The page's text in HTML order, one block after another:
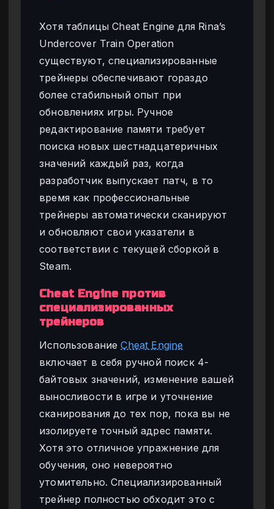
Хотя таблицы Cheat Engine для Rina’s
Undercover Train Operation
существуют, специализированные
трейнеры обеспечивают гораздо
более стабильный опыт при
обновлениях игры. Ручное
редактирование памяти требует
поиска новых шестнадцатеричных
значений каждый раз, когда
разработчик выпускает патч, в то
время как профессиональные
трейнеры автоматически сканируют
и обновляют свои указатели в
соответствии с текущей сборкой в
Steam.
Cheat Engine против
специализированных
трейнеров
ИспользованиеCheat Engine
включает в себя ручной поиск 4-
байтовых значений, изменение вашей
выносливости в игре и уточнение
сканирования до тех пор, пока вы не
изолируете точный адрес памяти.
Хотя это отличное упражнение для
обучения, оно невероятно
утомительно. Специализированный
трейнер полностью обходит это с